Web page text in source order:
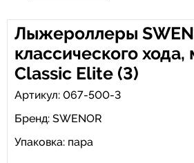
Лыжероллеры
классического
Classic Elite (3)
Артикул: 067-500-3
Бренд: SWENOR
Упаковка: пара